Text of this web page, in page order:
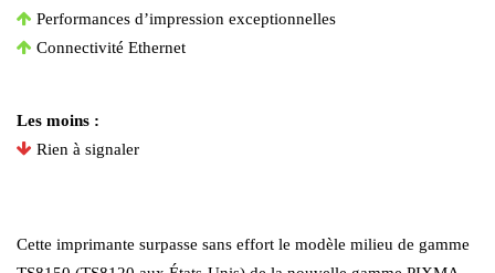
Performances d’impression exceptionnelles
Connectivité Ethernet
Les moins :
Rien à signaler
Cette imprimante surpasse sans effort le modèle milieu de gamme